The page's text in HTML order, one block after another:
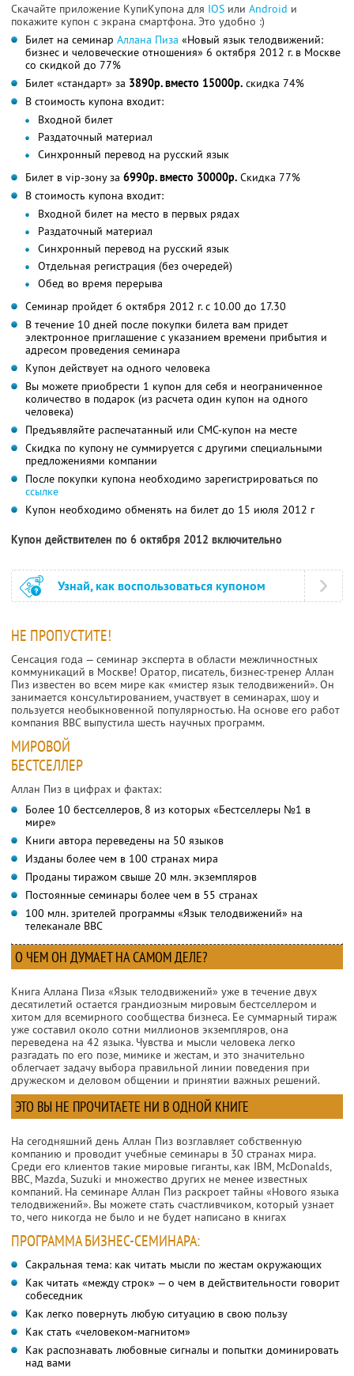
Скачайте приложение КупиКупона для IOS или Android и
покажите купон с экрана смартфона. Это удобно :)
Билет на семинар Аллана Пиза «Новый язык телодвижений:
бизнес и человеческие отношения» 6 октября 2012 г. в Москве
со скидкой до 77%
Билет «стандарт» за 3890р. вместо 15000р. скидка 74%
В стоимость купона входит:
Входной билет
Раздаточный материал
Синхронный перевод на русский язык
Билет в vip-зону за 6990р. вместо 30000р. Скидка 77%
В стоимость купона входит:
Входной билет на место в первых рядах
Раздаточный материал
Синхронный перевод на русский язык
Отдельная регистрация (без очередей)
Обед во время перерыва
Семинар пройдет 6 октября 2012 г. с 10.00 до 17.30
В течение 10 дней после покупки билета вам придет
электронное приглашение с указанием времени прибытия и
адресом проведения семинара
Купон действует на одного человека
Вы можете приобрести 1 купон для себя и неограниченное
количество в подарок (из расчета один купон на одного
человека)
Предъявляйте распечатанный или СМС-купон на месте
Скидка по купону не суммируется с другими специальными
предложениями компании
После покупки купона необходимо зарегистрироваться по
ссылке
Купон необходимо обменять на билет до 15 июля 2012 г
Купон действителен по 6 октября 2012 включительно
Узнай, как воспользоваться купоном
НЕ ПРОПУСТИТЕ!
Сенсация года — семинар эксперта в области межличностных
коммуникаций в Москве! Оратор, писатель, бизнес-тренер Аллан
Пиз известен во всем мире как «мистер язык телодвижений». Он
занимается консультированием, участвует в семинарах, шоу и
пользуется необыкновенной популярностью. На основе его работ
компания BBC выпустила шесть научных программ.
МИРОВОЙ
БЕСТСЕЛЛЕР
Аллан Пиз в цифрах и фактах:
Более 10 бестселлеров, 8 из которых «Бестселлеры №1 в
мире»
Книги автора переведены на 50 языков
Изданы более чем в 100 странах мира
Проданы тиражом свыше 20 млн. экземпляров
Постоянные семинары более чем в 55 странах
100 млн. зрителей программы «Язык телодвижений» на
телеканале BBC
О ЧЕМ ОН ДУМАЕТ НА САМОМ ДЕЛЕ?
Книга Аллана Пиза «Язык телодвижений» уже в течение двух
десятилетий остается грандиозным мировым бестселлером и
хитом для всемирного сообщества бизнеса. Ее суммарный тираж
уже составил около сотни миллионов экземпляров, она
переведена на 42 языка. Чувства и мысли человека легко
разгадать по его позе, мимике и жестам, и это значительно
облегчает задачу выбора правильной линии поведения при
дружеском и деловом общении и принятии важных решений.
ЭТО ВЫ НЕ ПРОЧИТАЕТЕ НИ В ОДНОЙ КНИГЕ
На сегодняшний день Аллан Пиз возглавляет собственную
компанию и проводит учебные семинары в 30 странах мира.
Среди его клиентов такие мировые гиганты, как IBM, McDonalds,
BBC, Mazda, Suzuki и множество других не менее известных
компаний. На семинаре Аллан Пиз раскроет тайны «Нового языка
телодвижений». Вы можете стать счастливчиком, который узнает
то, чего никогда не было и не будет написано в книгах
ПРОГРАММА БИЗНЕС-СЕМИНАРА:
Сакральная тема: как читать мысли по жестам окружающих
Как читать «между строк» — о чем в действительности говорит
собеседник
Как легко повернуть любую ситуацию в свою пользу
Как стать «человеком-магнитом»
Как распознавать любовные сигналы и попытки доминировать
над вами